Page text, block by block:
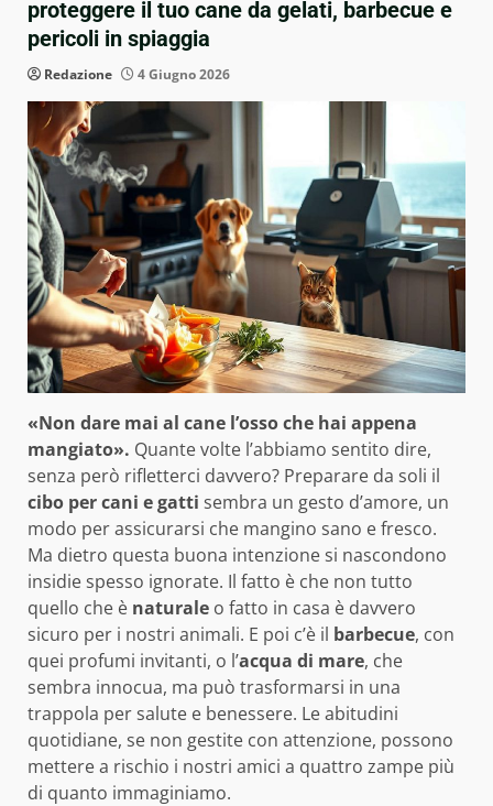
proteggere il tuo cane da gelati, barbecue e
pericoli in spiaggia
Redazione 4 Giugno 2026
«Non dare mai al cane l’osso che hai appena
mangiato». Quante volte l’abbiamo sentito dire,
senza però rifletterci davvero? Preparare da soli il
cibo per cani e gatti sembra un gesto d’amore, un
modo per assicurarsi che mangino sano e fresco.
Ma dietro questa buona intenzione si nascondono
insidie spesso ignorate. Il fatto è che non tutto
quello che è naturale o fatto in casa è davvero
sicuro per i nostri animali. E poi c’è il barbecue, con
quei profumi invitanti, o l’acqua di mare, che
sembra innocua, ma può trasformarsi in una
trappola per salute e benessere. Le abitudini
quotidiane, se non gestite con attenzione, possono
mettere a rischio i nostri amici a quattro zampe più
di quanto immaginiamo.